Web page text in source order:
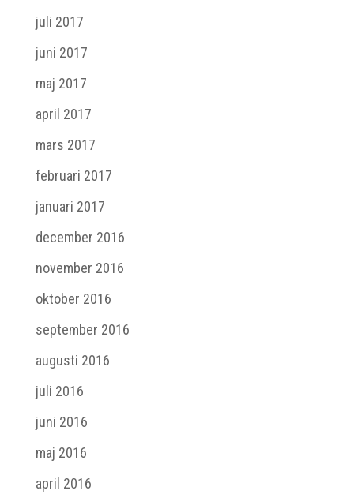
juli 2017
juni 2017
maj 2017
april 2017
mars 2017
februari 2017
januari 2017
december 2016
november 2016
oktober 2016
september 2016
augusti 2016
juli 2016
juni 2016
maj 2016
april 2016